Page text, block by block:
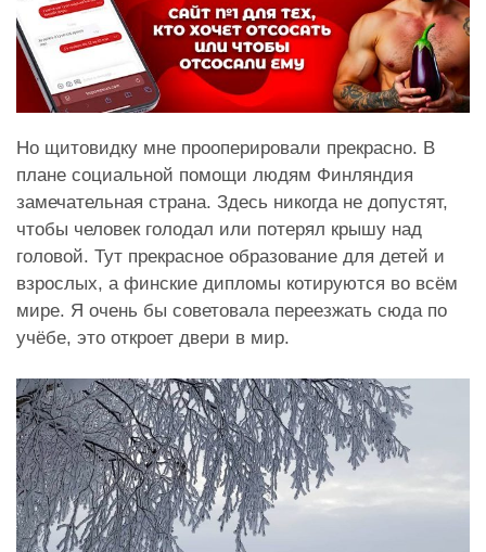
Но щитовидку мне прооперировали прекрасно. В
плане социальной помощи людям Финляндия
замечательная страна. Здесь никогда не допустят,
чтобы человек голодал или потерял крышу над
головой. Тут прекрасное образование для детей и
взрослых, а финские дипломы котируются во всём
мире. Я очень бы советовала переезжать сюда по
учёбе, это откроет двери в мир.